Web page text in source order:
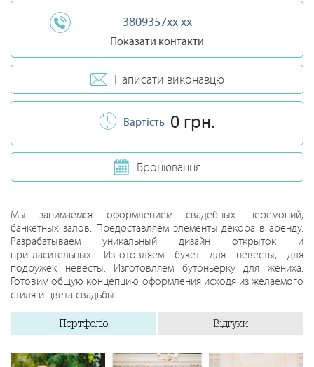
3809357xx xx
Показати контакти
Написати виконавцю
Вартість 0 грн.
Бронювання
Мы занимаемся оформлением свадебных церемоний,
банкетных залов. Предоставляем элементы декора в аренду.
Разрабатываем уникальный дизайн открыток и
пригласительных. Изготовляем букет для невесты, для
подружек невесты. Изготовляем бутоньерку для жениха.
Готовим общую концепцию оформления исходя из желаемого
стиля и цвета свадьбы.
Портфоліо Відгуки